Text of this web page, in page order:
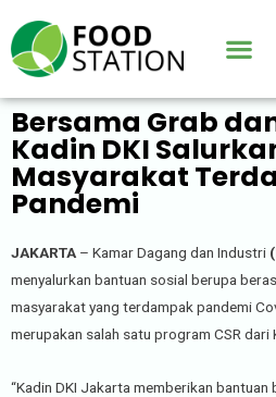
Bersama Grab
Kadin DKI
Masyarakat
Pandemi
JAKARTA – Kamar Dagang dan Industri
menyalurkan bantuan sosial berupa
masyarakat yang terdampak pandemi
merupakan salah satu program CSR dari
“Kadin DKI Jakarta memberikan